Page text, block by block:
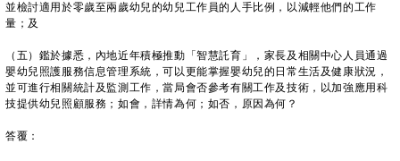
並檢討適用於零歲至兩歲幼兒的幼兒工作員的人手比例，以減輕他們的工作
量；及
（五）鑑於據悉，內地近年積極推動「智慧託育」，家長及相關中心人員通過
嬰幼兒照護服務信息管理系統，可以更能掌握嬰幼兒的日常生活及健康狀況，
並可進行相關統計及監測工作，當局會否參考有關工作及技術，以加強應用科
技提供幼兒照顧服務；如會，詳情為何；如否，原因為何？
答覆：